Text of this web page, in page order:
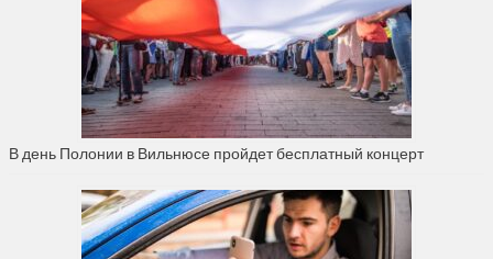
В день Полонии в Вильнюсе пройдет бесплатный концерт